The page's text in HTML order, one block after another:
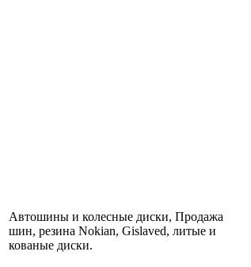
Автошины и колесные диски, Продажа
шин, резина Nokian, Gislaved, литые и
кованые диски.